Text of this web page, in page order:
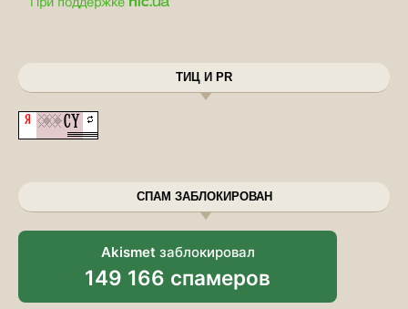
ТИЦ И PR
СПАМ ЗАБЛОКИРОВАН
Akismet заблокировал
149 166 спамеров